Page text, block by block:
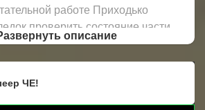
работе Приходько
проверить состояние части,
свидетелями очень
на радио. На этот раз,
понесут заслуженное
не получится избежать.
описание
ЧЕ!